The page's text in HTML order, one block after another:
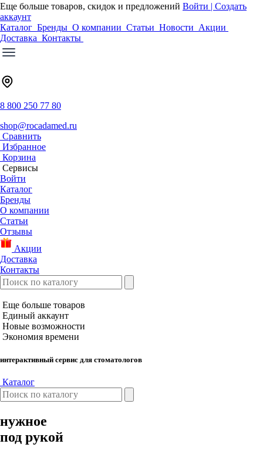
Еще больше товаров, скидок и предложений Войти | Создать
аккаунт
Каталог Бренды О компании Статьи Новости Акции
Доставка Контакты
8 800 250 77 80
shop@rocadamed.ru
Сравнить
Избранное
Корзина
Сервисы
Войти
Каталог
Бренды
О компании
Статьи
Отзывы
Акции
Доставка
Контакты
Еще больше товаров
Единый аккаунт
Новые возможности
Экономия времени
интерактивный сервис для стоматологов
Каталог
нужное
под рукой